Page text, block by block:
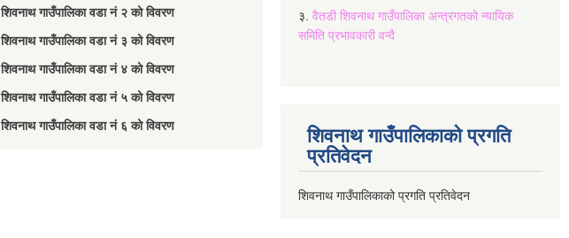
शिवनाथ गाउँपालिका वडा नं‌ २ को विवरण
शिवनाथ गाउँपालिका वडा नं‌ ३ को विवरण
शिवनाथ गाउँपालिका वडा नं‌ ४ को विवरण
शिवनाथ गाउँपालिका वडा नं‌ ५ को विवरण
शिवनाथ गाउँपालिका वडा नं‌ ६ को विवरण
३. वैतडी शिवनाथ गाउँपालिका अन्त्रगतको न्यायिक
समिति प्रभावकारी वन्दै
शिवनाथ गाउँपालिकाको प्रगति
प्रतिवेदन
शिवनाथ गाउँपालिकाको प्रगति प्रतिवेदन